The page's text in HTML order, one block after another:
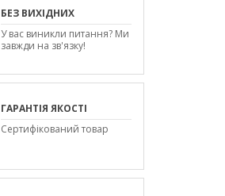
БЕЗ ВИХІДНИХ
У вас виникли питання? Ми
завжди на зв'язку!
ГАРАНТІЯ ЯКОСТІ
Сертифікований товар